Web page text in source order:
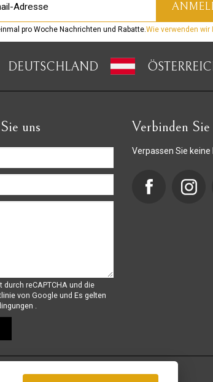
pro Woche Nachrichten und Rabatte.Wie verwenden wir
DEUTSCHLAND
uns
reCAPTCHA und die
von Google und Es gelten
.
Verbinden
Verpassen Sie keine